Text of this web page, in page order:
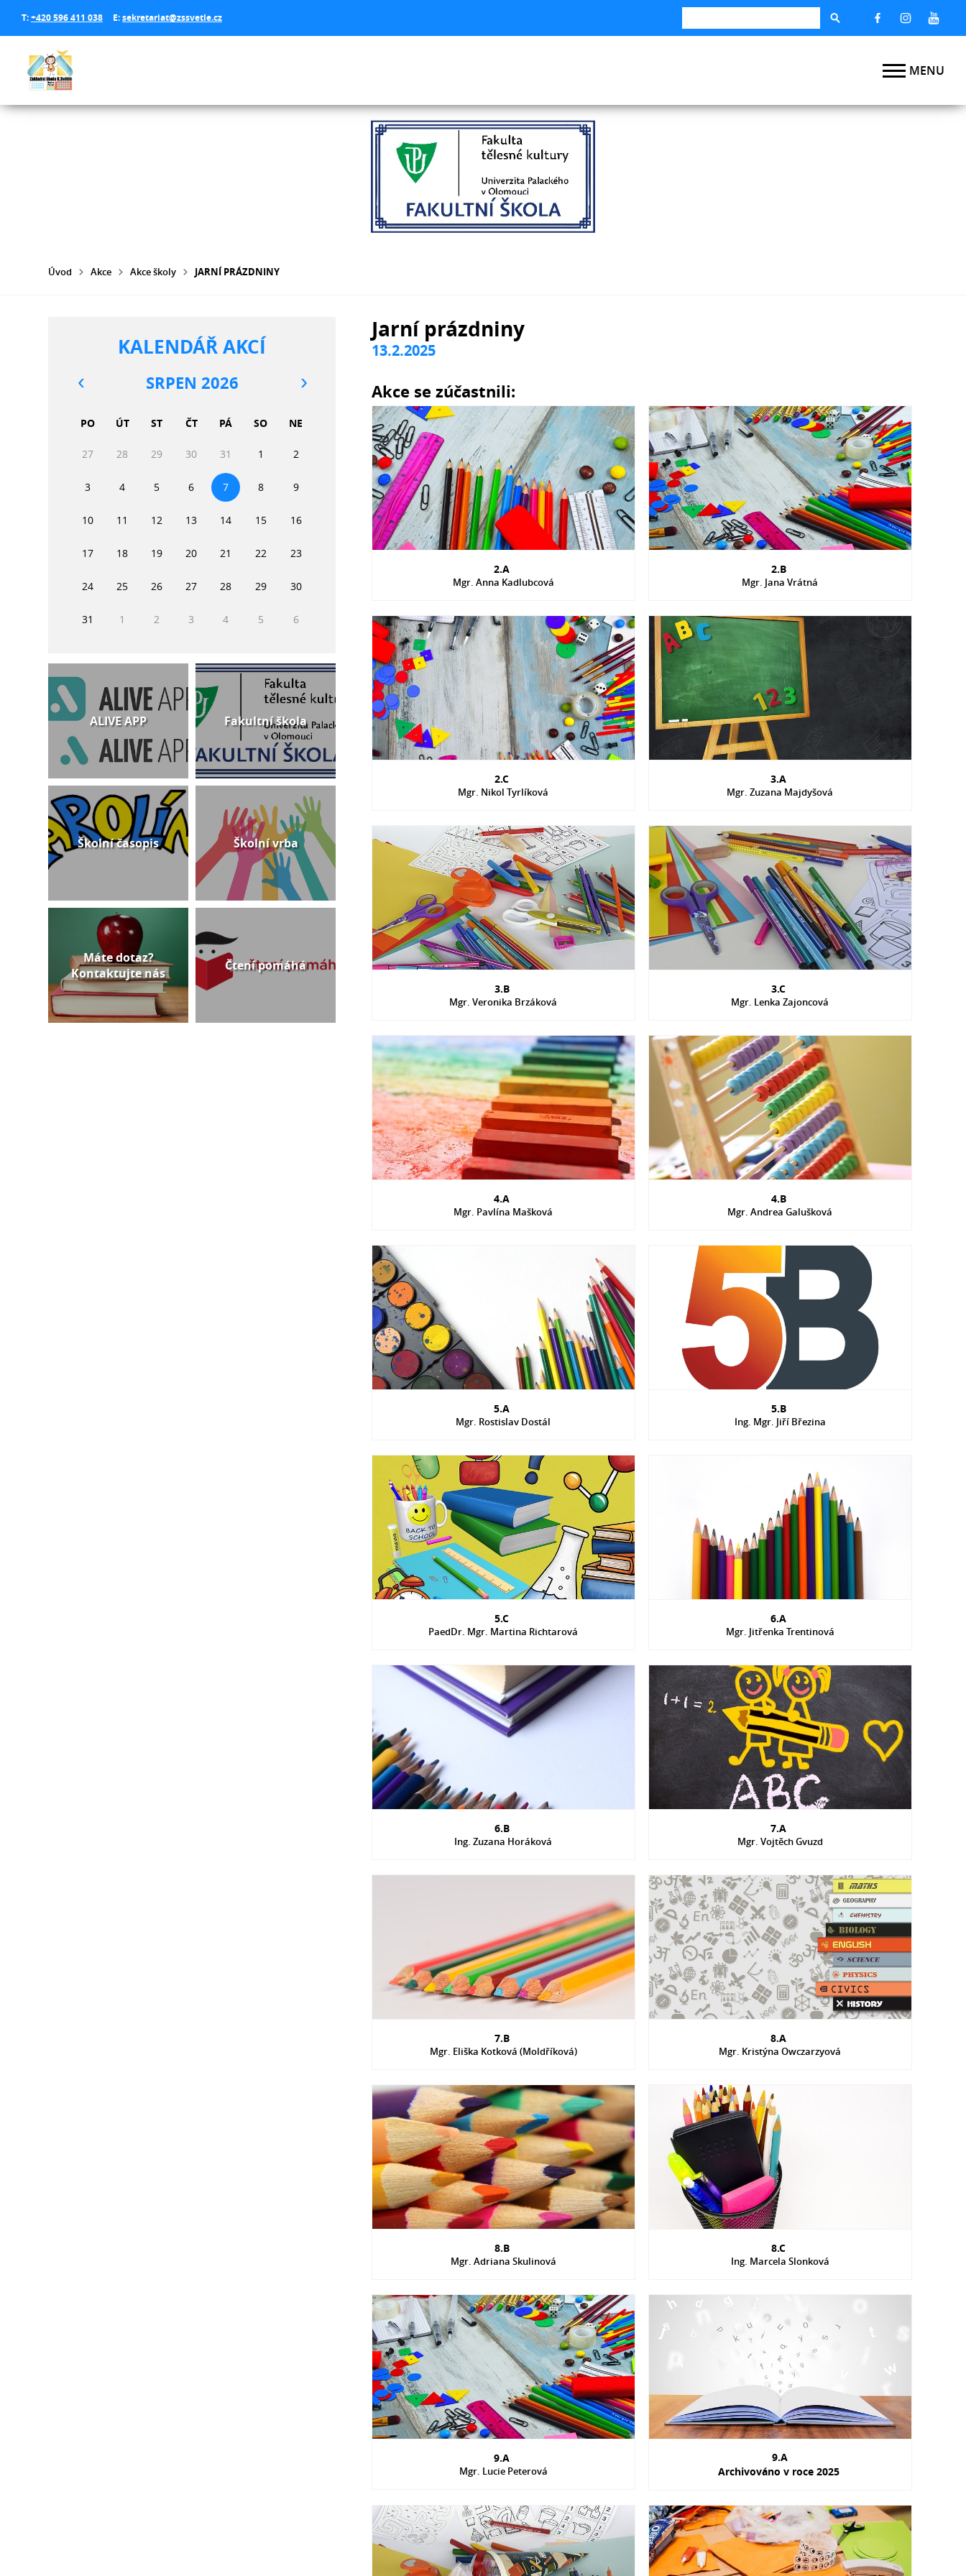
T:+420 596 411 038 E:sekretariat@zssvetle.cz
Úvod Akce Akce školy JARNÍ PRÁZDNINY
Jarní prázdniny
13.2.2025
Akce se zúčastnili:
2.A
Mgr. Anna Kadlubcová
2.B
Mgr. Jana Vrátná
2.C
Mgr. Nikol Tyrlíková
3.A
Mgr. Zuzana Majdyšová
3.B
Mgr. Veronika Brzáková
3.C
Mgr. Lenka Zajoncová
4.A
Mgr. Pavlína Mašková
4.B
Mgr. Andrea Galušková
5.A
Mgr. Rostislav Dostál
5.B
Ing. Mgr. Jiří Březina
5.C
PaedDr. Mgr. Martina Richtarová
6.A
Mgr. Jitřenka Trentinová
6.B
Ing. Zuzana Horáková
7.A
Mgr. Vojtěch Gvuzd
7.B
Mgr. Eliška Kotková (Moldříková)
8.A
Mgr. Kristýna Owczarzyová
8.B
Mgr. Adriana Skulinová
8.C
Ing. Marcela Slonková
9.A
Mgr. Lucie Peterová
9.A
Archivováno v roce 2025
KALENDÁŘ AKCÍ
SRPEN 2026
PO ÚT ST ČT PÁ SO NE
27 28 29 30 31 1 2
3 4 5 6 7 8 9
10 11 12 13 14 15 16
17 18 19 20 21 22 23
24 25 26 27 28 29 30
31 1 2 3 4 5 6
ALIVE APP Fakultní škola
Školní časopis Školní vrba
Máte dotaz?
Kontaktujte nás
Čtení pomáhá